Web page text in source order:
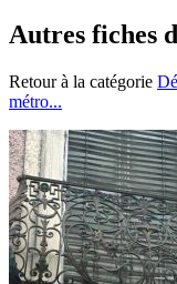
Autres fiches
Retour à la catégorie
métro...